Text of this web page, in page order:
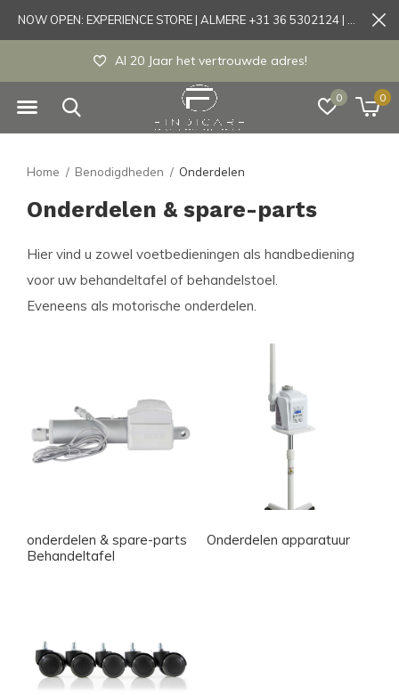
0 0
Al 20 Jaar het vertrouwde adres!
Home Benodigdheden Onderdelen
Onderdelen & spare-parts
Hier vind u zowel voetbedieningen als handbediening
voor uw behandeltafel of behandelstoel.
Eveneens als motorische onderdelen.
onderdelen & spare-parts
Behandeltafel
Onderdelen apparatuur